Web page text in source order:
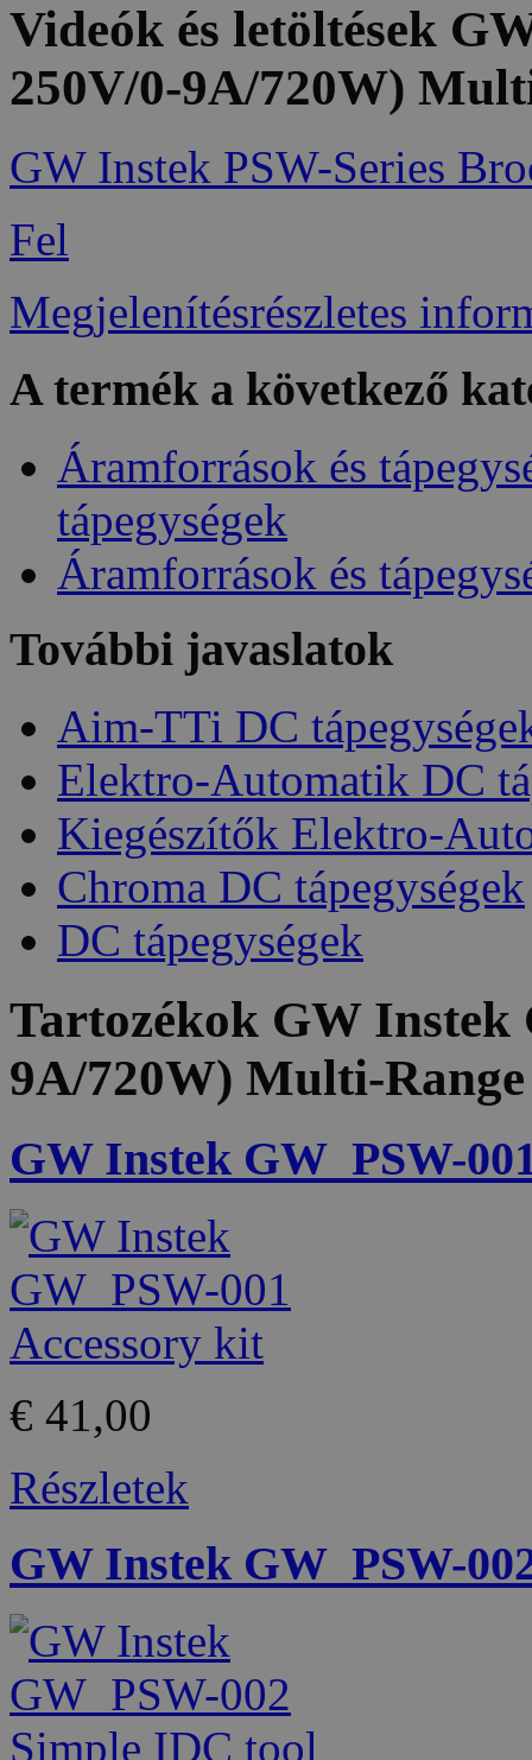
Videók és letöltések
250V/0-9A/720W)
GW Instek PSW-Series
Fel
Megjelenítésrészletes
A termék a következő
Áramforrások és
tápegységek
Áramforrások és
További javaslatok
Aim-TTi DC
Elektro-Automatik DC
Kiegészítők Elektro-
Chroma DC tápegységek
DC tápegységek
Tartozékok GW Instek
9A/720W) Multi-
GW Instek GW_PSW-
€ 41,00
Részletek
GW Instek GW_PSW-